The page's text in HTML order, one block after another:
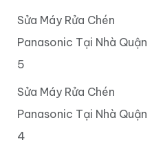
Sửa Máy Rửa Chén
Panasonic Tại Nhà Quận
5
Sửa Máy Rửa Chén
Panasonic Tại Nhà Quận
4